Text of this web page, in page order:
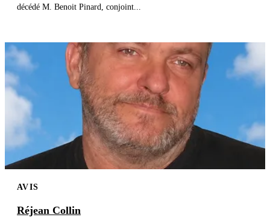
décédé M. Benoit Pinard, conjoint...
AVIS
Réjean Collin